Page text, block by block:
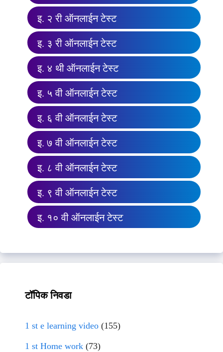
इ. २ री ऑनलाईन टेस्ट
इ. ३ री ऑनलाईन टेस्ट
इ. ४ थी ऑनलाईन टेस्ट
इ. ५ वी ऑनलाईन टेस्ट
इ. ६ वी ऑनलाईन टेस्ट
इ. ७ वी ऑनलाईन टेस्ट
इ. ८ वी ऑनलाईन टेस्ट
इ. ९ वी ऑनलाईन टेस्ट
इ. १० वी ऑनलाईन टेस्ट
टॉपिक निवडा
1 st e learning video (155)
1 st Home work (73)